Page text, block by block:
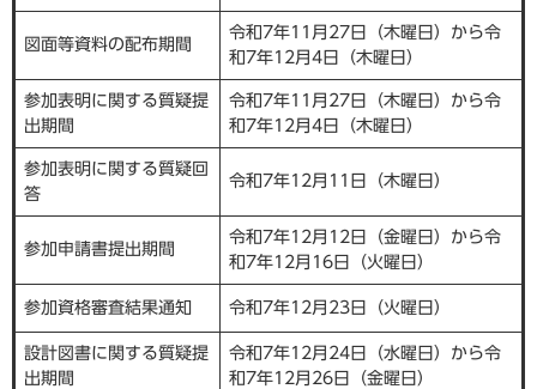
図面等資料の配布期間
令和7年11月27日（木曜日）から令
和7年12月4日（木曜日）
参加表明に関する質疑提
出期間
令和7年11月27日（木曜日）から令
和7年12月4日（木曜日）
参加表明に関する質疑回
答
令和7年12月11日（木曜日）
参加申請書提出期間
令和7年12月12日（金曜日）から令
和7年12月16日（火曜日）
参加資格審査結果通知 令和7年12月23日（火曜日）
設計図書に関する質疑提
出期間
令和7年12月24日（水曜日）から令
和7年12月26日（金曜日）